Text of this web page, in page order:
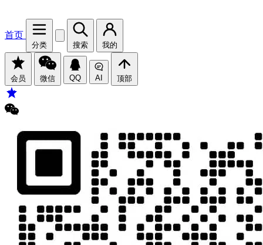
首页
分类 搜索 我的
会员 微信 QQ AI 顶部